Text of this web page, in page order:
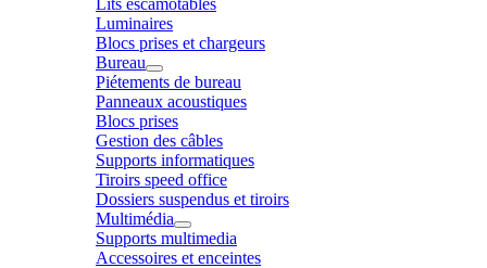
Luminaires
Blocs prises et chargeurs
Bureau
Piétements de bureau
Panneaux acoustiques
Blocs prises
Gestion des câbles
Supports informatiques
Tiroirs speed office
Dossiers suspendus et tiroirs
Multimédia
Supports multimedia
Accessoires et enceintes